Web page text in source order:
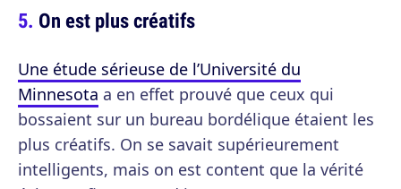
On est plus créatifs
Une étude sérieuse de l’Université du
Minnesota a en effet prouvé que ceux qui
bossaient sur un bureau bordélique étaient les
plus créatifs. On se savait supérieurement
intelligents, mais on est content que la vérité